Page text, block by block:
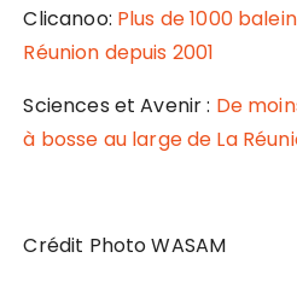
Clicanoo: Plus de 1000
Réunion depuis 2001
Sciences et Avenir : De
à bosse au large de La
Crédit Photo WASAM